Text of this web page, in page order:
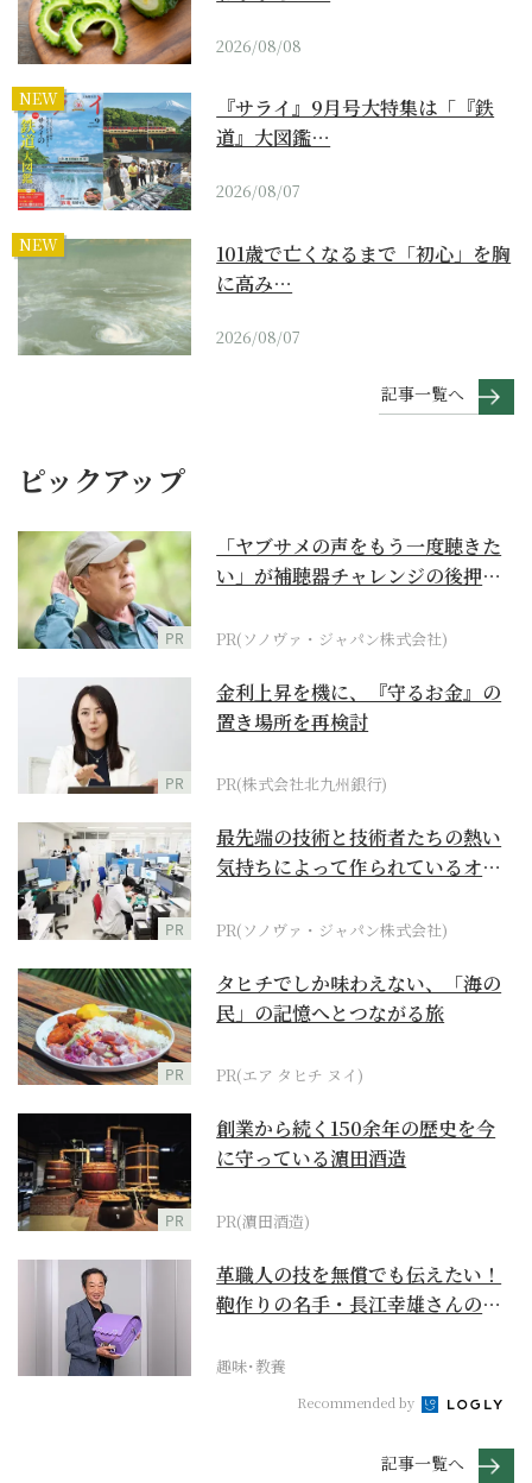
2026/08/08
NEW
『サライ』9月号大特集は「『鉄
道』大図鑑…
2026/08/07
NEW
101歳で亡くなるまで「初心」を胸
に高み…
2026/08/07
記事一覧へ
ピックアップ
PR
「ヤブサメの声をもう一度聴きた
い」が補聴器チャレンジの後押し
PR(ソノヴァ・ジャパン株式会社)
PR
金利上昇を機に、『守るお金』の
置き場所を再検討
PR(株式会社北九州銀行)
PR
最先端の技術と技術者たちの熱い
気持ちによって作られているオー
PR(ソノヴァ・ジャパン株式会社)
PR
タヒチでしか味わえない、「海の
民」の記憶へとつながる旅
PR(エア タヒチ ヌイ)
PR
創業から続く150余年の歴史を今
に守っている濵田酒造
PR(濵田酒造)
革職人の技を無償でも伝えたい！
鞄作りの名手・長江幸雄さんの第
趣味･教養
Recommended by
記事一覧へ